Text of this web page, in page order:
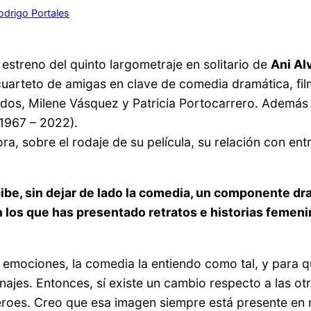
Portales
del quinto largometraje en solitario de Ani
de amigas en clave de comedia dramática,
Milene Vásquez y Patricia Portocarrero.
– 2022).
sobre el rodaje de su película, su relación con
sin dejar de lado la comedia, un componente
que has presentado retratos e historias
la comedia la entiendo como tal, y para
Entonces, sí existe un cambio respecto a las
Creo que esa imagen siempre está presente